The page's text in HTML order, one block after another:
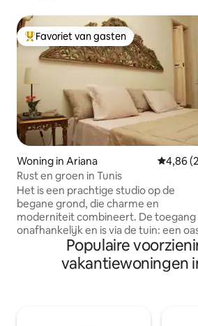
Topfavoriet van gasten
Favoriet van gasten
Woning in Ariana
4,86
Rust en groen in Tunis
Het is een prachtige studio op de
begane grond, die charme en
moderniteit combineert. De toegang
onafhankelijk en is via de tuin: een
van rust en groen .. .op slechts een
meter van winkels en restaurants, in
woonwijk El Menzah. Allerlei
Populaire
vakantiewoningen